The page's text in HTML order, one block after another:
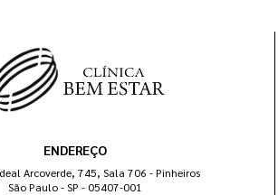
ENDEREÇO
Arcoverde, 745, Sala 706 - Pinheiros
São Paulo - SP - 05407-001